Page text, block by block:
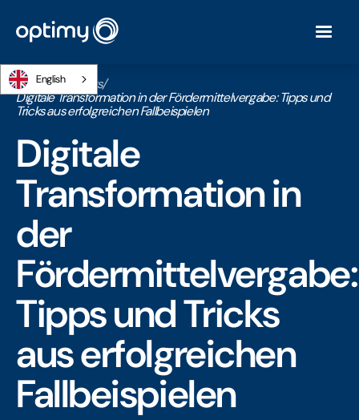
English
Home/Webinars/
Digitale Transformation in der Fördermittelvergabe: Tipps und
Tricks aus erfolgreichen Fallbeispielen
Digitale
Transformation in
der
Fördermittelvergabe:
Tipps und Tricks
aus erfolgreichen
Fallbeispielen